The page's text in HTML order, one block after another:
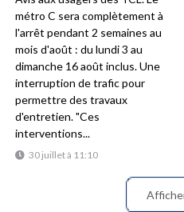
30 juillet à 11:10
métro C sera complètement à
l'arrêt pendant 2 semaines au
mois d'août : du lundi 3 au
dimanche 16 août inclus. Une
interruption de trafic pour
permettre des travaux
d'entretien. "Ces
interventions...